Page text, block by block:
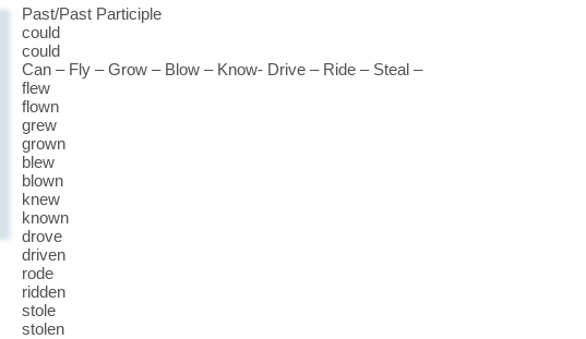
Past/Past Participle
could
could
Can – Fly – Grow – Blow – Know- Drive – Ride – Steal –
flew
flown
grew
grown
blew
blown
knew
known
drove
driven
rode
ridden
stole
stolen